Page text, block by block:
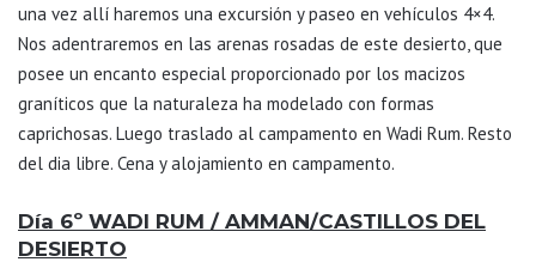
una vez allí haremos una excursión y paseo en vehículos 4×4.
Nos adentraremos en las arenas rosadas de este desierto, que
posee un encanto especial proporcionado por los macizos
graníticos que la naturaleza ha modelado con formas
caprichosas. Luego traslado al campamento en Wadi Rum. Resto
del dia libre. Cena y alojamiento en campamento.
Día 6º WADI RUM / AMMAN/CASTILLOS DEL
DESIERTO